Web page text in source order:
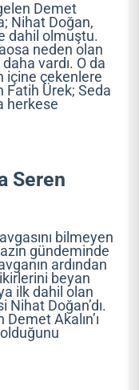
Demet
Nihat Doğan,
dahil olmuştu.
neden olan
vardı. O da
içine çekenlere
Fatih Ürek; Seda
herkese
Seren
bilmeyen
gündeminde
ardından
beyan
ilk dahil olan
Nihat Doğan’dı.
Akalın’ı
olduğunu